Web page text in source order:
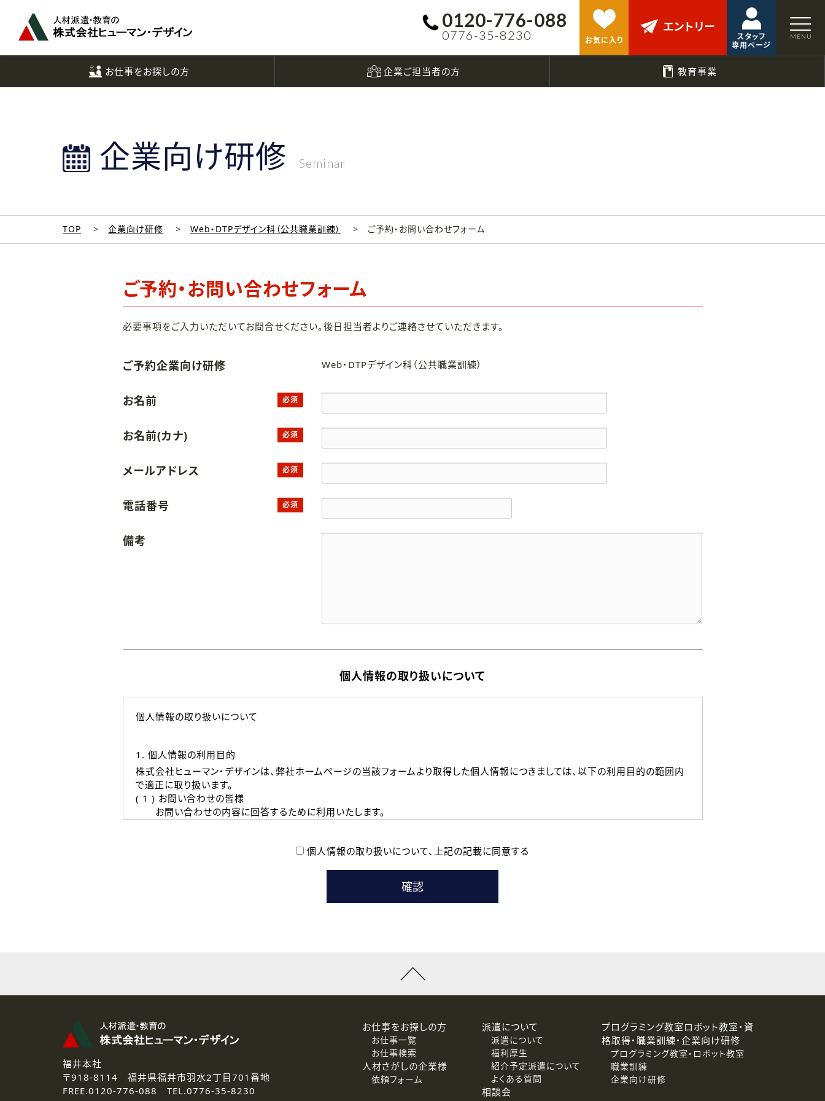
0120-776-088
0776-35-8230 お気に入り
エントリー
スタッフ
専用ページ
お仕事をお探しの方 企業ご担当者の方 教育事業
企業向け研修 Seminar
TOP 企業向け研修 Web・DTPデザイン科（公共職業訓練） ご予約・お問い合わせフォーム
ご予約・お問い合わせフォーム
必要事項をご入力いただいてお問合せください。後日担当者よりご連絡させていただきます。
ご予約企業向け研修 Web・DTPデザイン科（公共職業訓練）
お名前 必須
お名前(カナ) 必須
メールアドレス 必須
電話番号 必須
備考
個人情報の取り扱いについて
個人情報の取り扱いについて
1. 個人情報の利用目的
株式会社ヒューマン・デザインは、弊社ホームページの当該フォームより取得した個人情報につきましては、以下の利用目的の範囲内
で適正に取り扱います。
( 1 ) お問い合わせの皆様
お問い合わせの内容に回答するために利用いたします。
本登録に関するご連絡および本登録時の参考情報として利用いたします。
なお、ご連絡手段は、電話・Ｅメールのいずれかの方法といたします。
3.個人情報の取り扱いの委託
弊社の定める個人情報保護の評価基準を満たした委託先に、個人情報を委託する場合があります。
4.個人情報の開示等について
ご提供いただいた個人情報の開示等（利用目的の通知、開示、訂正、追加または削除、利用の停止、消去および第三者への提供停止）
個人情報の取り扱いについて、 上記の記載に同意する
へ
福井本社
〒918-8114 福井県福井市羽水2丁目701番地
FREE.0120-776-088 TEL.0776-35-8230
お仕事をお探しの方
お仕事一覧
お仕事検索
人材さがしの企業様
依頼フォーム
派遣について
派遣について
福利厚生
紹介予定派遣について
よくある質問
相談会
プログラミング教室ロボット教室・資
格取得・職業訓練・企業向け研修
プログラミング教室・ロボット教室
職業訓練
企業向け研修